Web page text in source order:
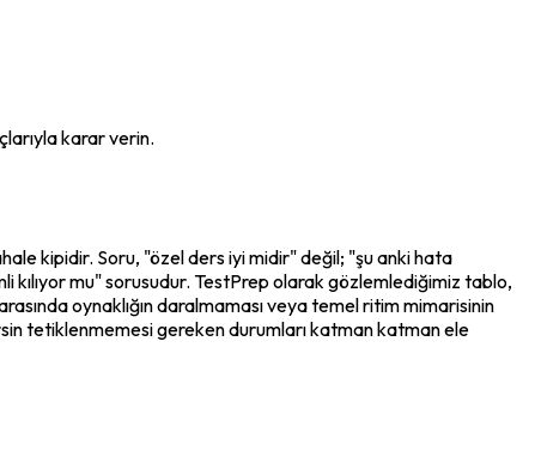
karar verin.
kipidir. Soru, "özel ders iyi midir" değil; "şu anki hata
kılıyor mu" sorusudur. TestPrep olarak gözlemlediğimiz tablo,
oynaklığın daralmaması veya temel ritim mimarisinin
tetiklenmemesi gereken durumları katman katman ele